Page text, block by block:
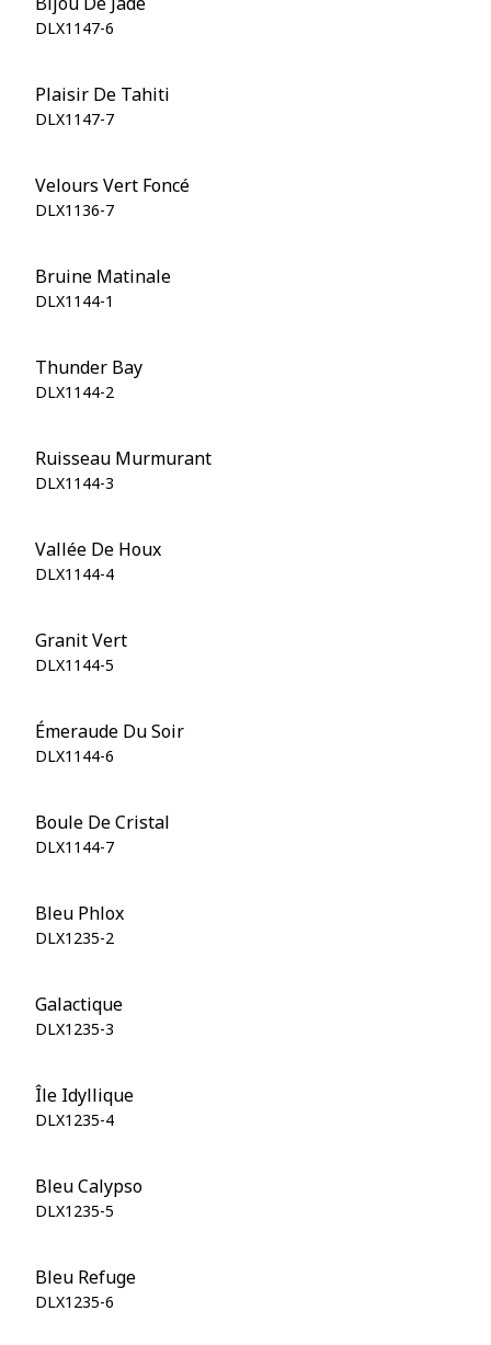
DLX1147-6
Plaisir De Tahiti
DLX1147-7
Velours Vert Foncé
DLX1136-7
Bruine Matinale
DLX1144-1
Thunder Bay
DLX1144-2
Ruisseau Murmurant
DLX1144-3
Vallée De Houx
DLX1144-4
Granit Vert
DLX1144-5
Émeraude Du Soir
DLX1144-6
Boule De Cristal
DLX1144-7
Bleu Phlox
DLX1235-2
Galactique
DLX1235-3
Île Idyllique
DLX1235-4
Bleu Calypso
DLX1235-5
Bleu Refuge
DLX1235-6